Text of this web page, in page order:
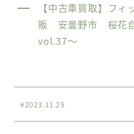
【中古車買取】フ
販 安曇野市 桜花
vol.37〜
#2023.11.29